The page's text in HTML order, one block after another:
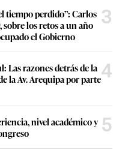
tiempo perdido”: Carlos
sobre los retos a un año
el Gobierno
3
razones detrás de la
la Av. Arequipa por parte4
nivel académico y 5